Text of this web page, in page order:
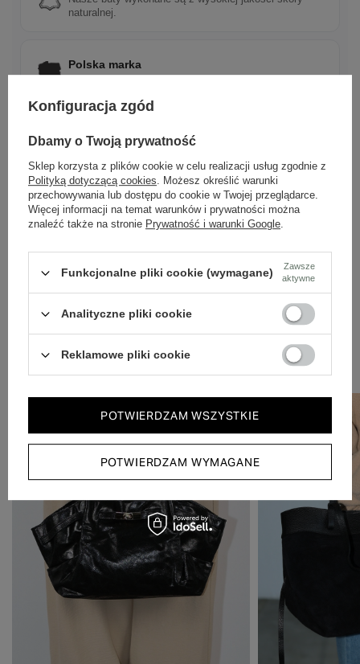
naturalnej.
Polska marka
Ponadczasowy design
Szybka wysyłka
Dbamy o doświadczenie klientów i wysyłamy w 24h.
Zobacz również
Konfiguracja zgód
Dbamy o Twoją prywatność
Sklep korzysta z plików cookie w celu realizacji usług zgodnie z
Polityką dotyczącą cookies. Możesz określić warunki
przechowywania lub dostępu do cookie w Twojej przeglądarce.
Więcej informacji na temat warunków i prywatności można
znaleźć także na stronie Prywatność i warunki Google.
Funkcjonalne pliki cookie (wymagane)
Zawsze
aktywne
Analityczne pliki cookie
Reklamowe pliki cookie
POTWIERDZAM WYMAGANE
POTWIERDZAM WSZYSTKIE